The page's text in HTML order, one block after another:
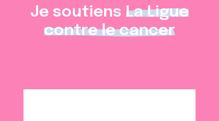
Je soutiens La Ligue
contre le cancer